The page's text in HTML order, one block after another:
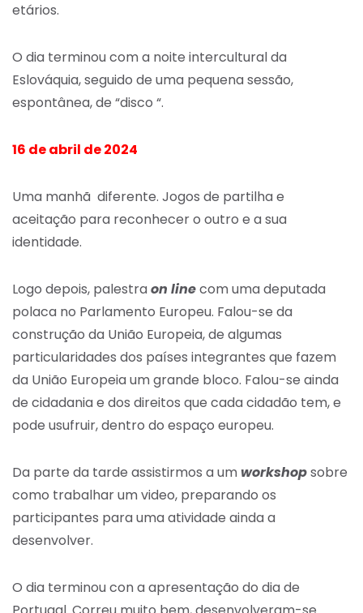
etários.
O dia terminou com a noite intercultural da
Eslováquia, seguido de uma pequena sessão,
espontânea, de “disco “.
16 de abril de 2024
Uma manhã diferente. Jogos de partilha e
aceitação para reconhecer o outro e a sua
identidade.
Logo depois, palestraon linecom uma deputada
polaca no Parlamento Europeu. Falou-se da
construção da União Europeia, de algumas
particularidades dos países integrantes que fazem
da União Europeia um grande bloco. Falou-se ainda
de cidadania e dos direitos que cada cidadão tem, e
pode usufruir, dentro do espaço europeu.
Da parte da tarde assistirmos a um workshopsobre
como trabalhar um video, preparando os
participantes para uma atividade ainda a
desenvolver.
O dia terminou con a apresentação do dia de